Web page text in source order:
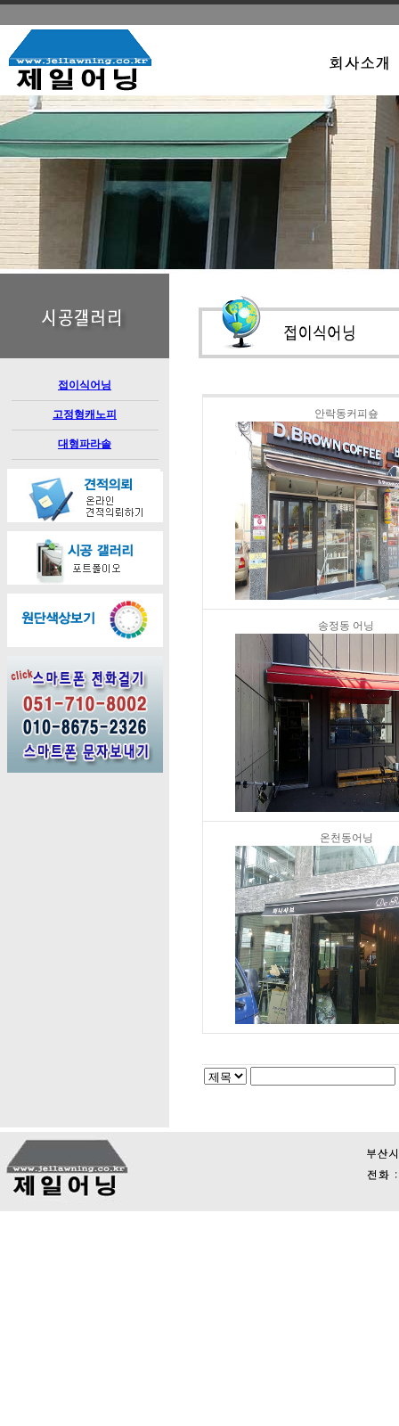
접이식어닝
고정형캐노피
대형파라솔
안락동커피숖
송정동 어닝
온천동어닝